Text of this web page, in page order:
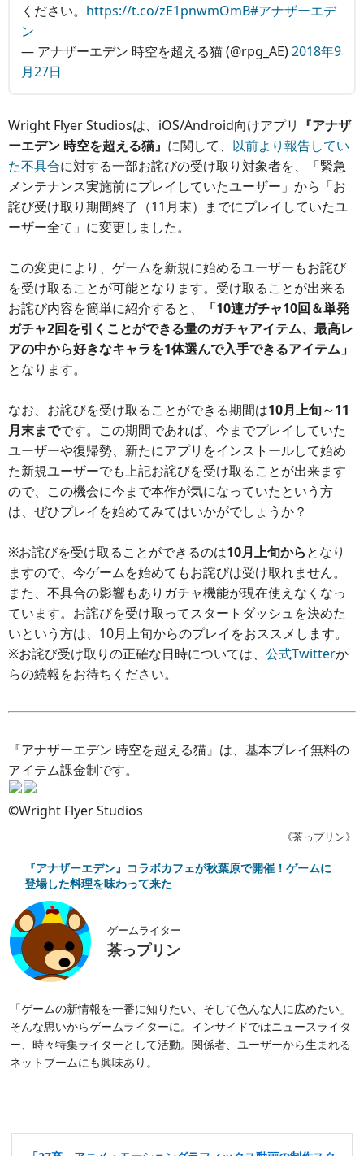
ください。 https://t.co/zE1pnwmOmB#アナザーエデ
ン
— アナザーエデン 時空を超える猫 (@rpg_AE)2018年9
月27日
Wright Flyer Studiosは、iOS/Android向けアプリ 『アナザ
ーエデン 時空を超える猫』 に関して、 以前より報告してい
た不具合に対する一部お詫びの受け取り対象者を、「緊急
メンテナンス実施前にプレイしていたユーザー」から「お
詫び受け取り期間終了（11月末）までにプレイしていたユ
ーザー全て」に変更しました。
この変更により、ゲームを新規に始めるユーザーもお詫び
を受け取ることが可能となります。受け取ることが出来る
お詫び内容を簡単に紹介すると、
「10連ガチャ10回＆単発
ガチャ2回を引くことができる量のガチャアイテム、最高レ
アの中から好きなキャラを1体選んで入手できるアイテム」
となります。
なお、お詫びを受け取ることができる期間は10月上旬～11
月末までです。この期間であれば、今までプレイしていた
ユーザーや復帰勢、新たにアプリをインストールして始め
た新規ユーザーでも上記お詫びを受け取ることが出来ます
ので、この機会に今まで本作が気になっていたという方
は、ぜひプレイを始めてみてはいかがでしょうか？
※お詫びを受け取ることができるのは10月上旬からとなり
ますので、今ゲームを始めてもお詫びは受け取れません。
また、不具合の影響もありガチャ機能が現在使えなくなっ
ています。お詫びを受け取ってスタートダッシュを決めた
いという方は、10月上旬からのプレイをおススメします。
※お詫び受け取りの正確な日時については、 公式Twitterか
らの続報をお待ちください。
『アナザーエデン 時空を超える猫』は、基本プレイ無料の
アイテム課金制です。
©Wright Flyer Studios
《茶っプリン》
『アナザーエデン』コラボカフェが秋葉原で開催！ゲームに
登場した料理を味わって来た
ゲームライター
茶っプリン
「ゲームの新情報を一番に知りたい、そして色んな人に広めたい」
そんな思いからゲームライターに。インサイドではニュースライタ
ー、時々特集ライターとして活動。関係者、ユーザーから生まれる
ネットブームにも興味あり。